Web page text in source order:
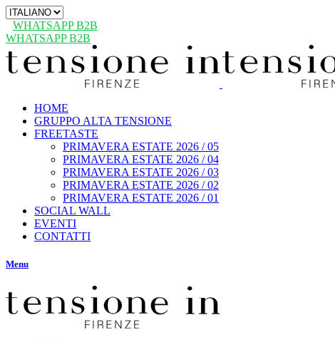
Scegli
una
lingua
WHATSAPP B2B
WHATSAPP B2B
HOME
GRUPPO ALTA TENSIONE
FREETASTE
PRIMAVERA ESTATE 2026 / 05
PRIMAVERA ESTATE 2026 / 04
PRIMAVERA ESTATE 2026 / 03
PRIMAVERA ESTATE 2026 / 02
PRIMAVERA ESTATE 2026 / 01
SOCIAL WALL
EVENTI
CONTATTI
Menu